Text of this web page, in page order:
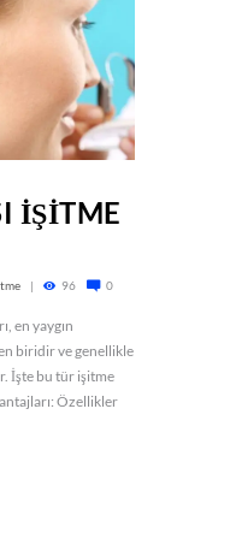
İŞİTME
96 0
en yaygın
biridir ve genellikle
İşte bu tür işitme
Özellikler